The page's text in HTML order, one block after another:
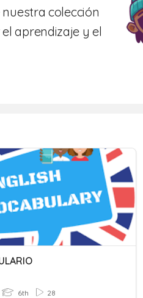
colección
aprendizaje y el
6th 28